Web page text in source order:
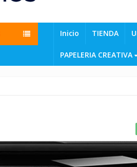
Inicio TIENDA
PAPELERIA CREATIVA